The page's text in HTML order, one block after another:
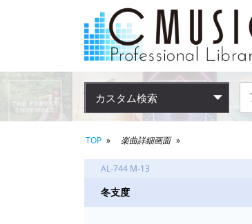
カスタム検索
TOP 楽曲詳細画面
AL-744 M-13
冬支度